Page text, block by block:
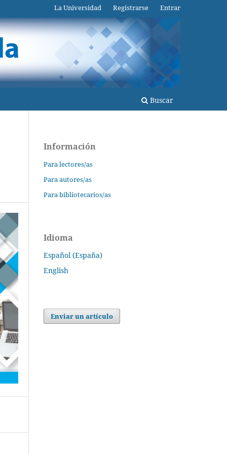
Buscar
La Universidad Registrarse Entrar
Información
Para lectores/as
Para autores/as
Para bibliotecarios/as
Idioma
Español (España)
English
Enviar un artículo